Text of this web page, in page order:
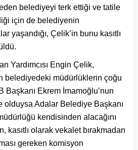
belediyeyi terk ettiği ve tatile
için de belediyenin
yaşandığı, Çelik’in bunu kasıtlı
Yardımcısı Engin Çelik,
belediyedeki müdürlüklerin çoğu
Başkanı Ekrem İmamoğlu’nun
olduysa Adalar Belediye Başkanı
kendisinden alacağını
kasıtlı olarak vekalet bırakmadan
gereken komisyon